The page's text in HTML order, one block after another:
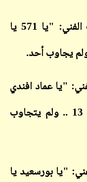
الساعة 14:32: المراقب الفني: "يا 571 يا
يجاوب أحد.
الفني: "يا عماد افندي
يا حلمي.. يا 13 يا 13 يا 13 .. ولم يتجاوب
الفني: "يا بورسعيد يا